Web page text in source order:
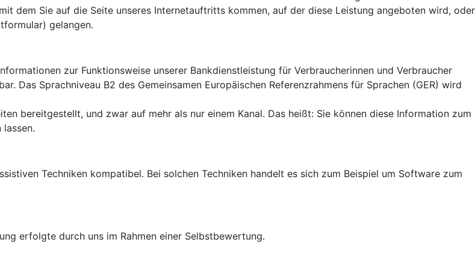
dem Sie auf die Seite unseres Internetauftritts kommen, auf der diese Leistung angeboten wird, oder
gelangen.
zur Funktionsweise unserer Bankdienstleistung für Verbraucherinnen und Verbraucher
Das Sprachniveau B2 des Gemeinsamen Europäischen Referenzrahmens für Sprachen (GER) wird
bereitgestellt, und zwar auf mehr als nur einem Kanal. Das heißt: Sie können diese Information zum
Techniken kompatibel. Bei solchen Techniken handelt es sich zum Beispiel um Software zum
erfolgte durch uns im Rahmen einer Selbstbewertung.